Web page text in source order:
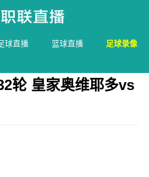
球直播 篮球直播
足球录像
轮 皇家奥维耶多vs